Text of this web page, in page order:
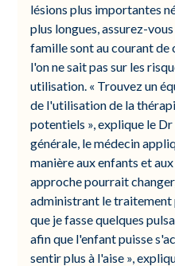
lésions plus importantes
plus longues, assurez-
famille sont au courant de
l'on ne sait pas sur les
utilisation. « Trouvez un
de l'utilisation de la
potentiels », explique le
générale, le médecin
manière aux enfants et
approche pourrait
administrant le traitement
que je fasse quelques
afin que l'enfant puisse
sentir plus à l'aise »,